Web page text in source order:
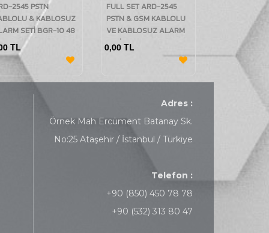
2545 PSTN
& KABLOSUZ
SETİ BGR-10 48
KABLOLU
MAVİ SİRENLİ
TL
FULL SET ARD-2545
PSTN & GSM KABLOLU
VE KABLOSUZ ALARM
SETİ KABLOLU BGR-10
48 LED KIRMIZI/MAVİ
0,00 TL
Adres :
Örnek Mah Ercüment Batanay Sk.
No:25 Ataşehir / İstanbul / Türkiye
Telefon :
+90 (850) 450 78 78
+90 (532) 313 80 47